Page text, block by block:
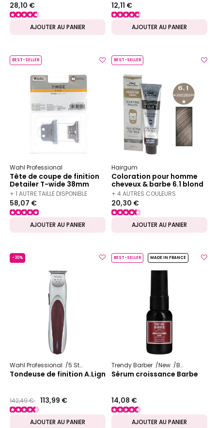
28,10 €
AJOUTER AU PANIER
12,11 €
AJOUTER AU PANIER
BEST-SELLER
Wahl Professional
Tête de coupe de finition
Detailer T-wide 38mm
+ 1 AUTRE TAILLE DISPONIBLE
58,07 €
AJOUTER AU PANIER
BEST-SELLER
Hairgum
Coloration pour homme
cheveux & barbe 6.1 blond
cendré
+ 4 AUTRES COULEURS
DISPONIBLES
20,30 €
AJOUTER AU PANIER
-20%
Wahl Professional 5 Star Series
Tondeuse de finition A.Lign
Prix ​​réduit de
142,49 €to113,99 €
AJOUTER AU PANIER
BEST-SELLER MADE IN FRANCE
Trendy Barber New Barbe
Sérum croissance Barbe
14,08 €
AJOUTER AU PANIER